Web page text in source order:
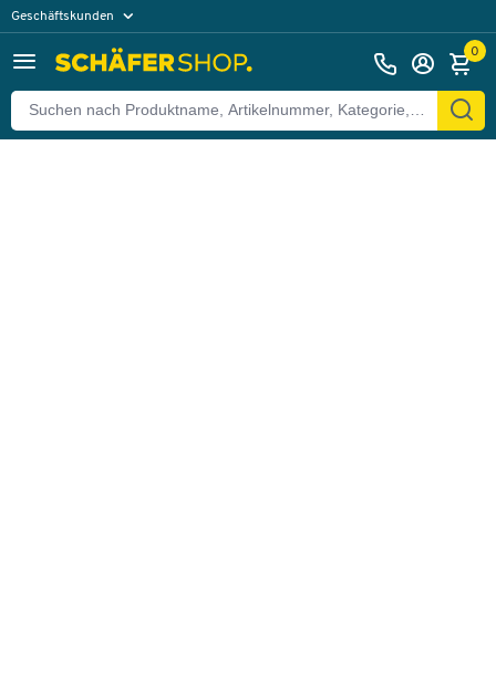
Geschäftskunden
0
Zurück